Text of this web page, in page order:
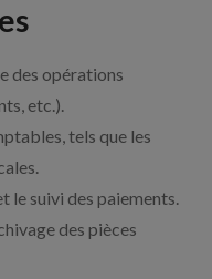
des opérations
etc.).
tels que les
le suivi des paiements.
des pièces